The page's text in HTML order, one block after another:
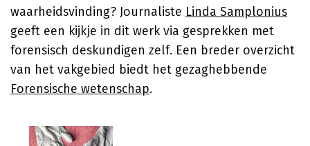
waarheidsvinding? Journaliste Linda Samplonius
geeft een kijkje in dit werk via gesprekken met
forensisch deskundigen zelf. Een breder overzicht
van het vakgebied biedt het gezaghebbende
Forensische wetenschap.